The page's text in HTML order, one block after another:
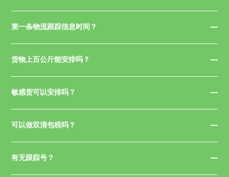
第一条物流跟踪信息时间？
货物上百公斤能安排吗？
敏感货可以安排吗？
可以做双清包税吗？
有无跟踪号？